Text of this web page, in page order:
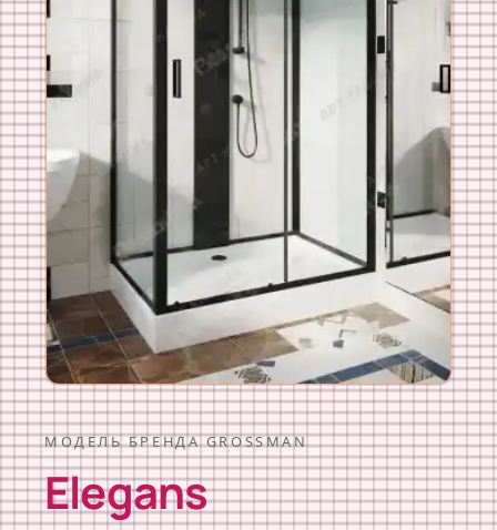
МОДЕЛЬ БРЕНДА GROSSMAN
Elegans